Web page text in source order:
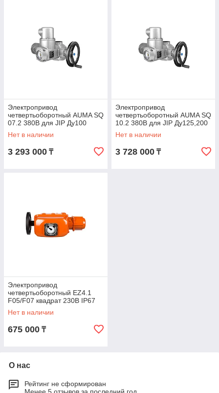
Электропривод
четвертьоборотный AUMA SQ
07.2 380В для JIP Ду100
Danfoss 065N8200
Нет в наличии
3 293 000 ₸
Электропривод
четвертьоборотный AUMA SQ
10.2 380В для JIP Ду125,200
Danfoss 065N8205
Нет в наличии
3 728 000 ₸
Электропривод
четвертьоборотный EZ4.1
F05/F07 квадрат 230В IP67
EEx ed II B T5 для затвора
Ду40-80
Нет в наличии
675 000 ₸
О нас
Рейтинг не сформирован